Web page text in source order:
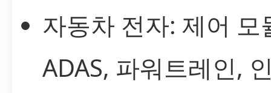
자동차 전자: 제어 모
ADAS, 파워트레인,